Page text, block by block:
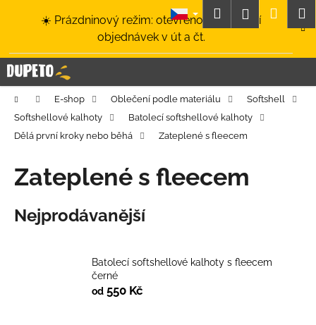
☀️ Prázdninový režim: otevřeno a odesílání
objednávek v út a čt.
HledatPřihlášení
Domů E-shop Oblečení podle materiálu
Softshell
Softshellové kalhoty
Batolecí softshellové kalhoty
Dělá první kroky nebo běhá
Zateplené s fleecem
Zateplené s fleecem
Nejprodávanější
Batolecí softshellové kalhoty s fleecem
černé
od 550 Kč
í
k C
o
p
o
ř
e
b
u